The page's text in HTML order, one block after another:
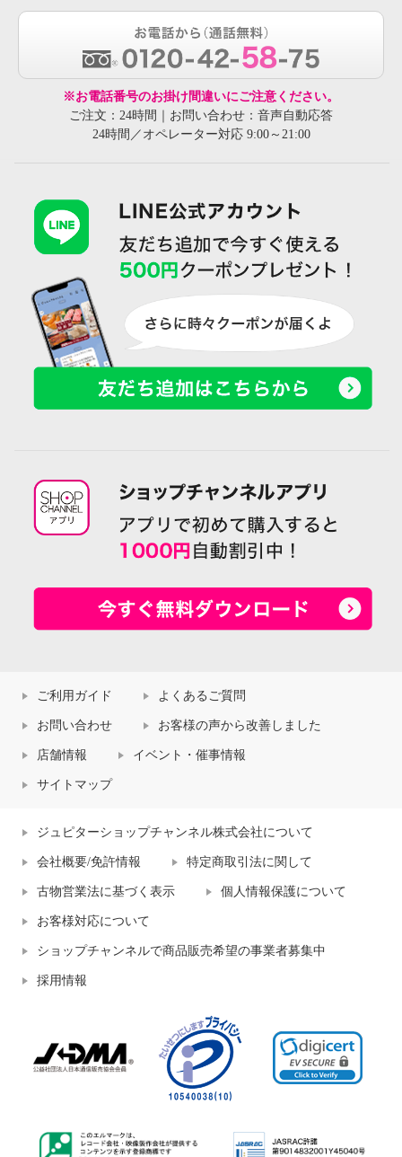
※お電話番号のお掛け間違いにご注意ください。
ご注文：24時間｜お問い合わせ：音声自動応答
24時間／オペレーター対応 9:00～21:00
ご利用ガイド よくあるご質問
お問い合わせ お客様の声から改善しました
店舗情報 イベント・催事情報
サイトマップ
ジュピターショップチャンネル株式会社について
会社概要/免許情報 特定商取引法に関して
古物営業法に基づく表示 個人情報保護について
お客様対応について
ショップチャンネルで商品販売希望の事業者募集中
採用情報